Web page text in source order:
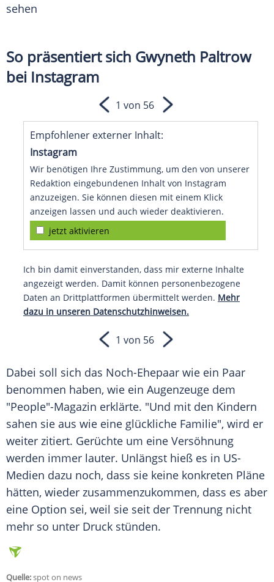
sehen
So präsentiert sich Gwyneth Paltrow
bei Instagram
Empfohlener externer Inhalt:
Instagram
Wir benötigen Ihre Zustimmung, um den von unserer
Redaktion eingebundenen Inhalt von Instagram
anzuzeigen. Sie können diesen mit einem Klick
anzeigen lassen und auch wieder deaktivieren.
jetzt aktivieren
Ich bin damit einverstanden, dass mir externe Inhalte
angezeigt werden. Damit können personenbezogene
Daten an Drittplattformen übermittelt werden. Mehr
dazu in unseren Datenschutzhinweisen.
1 von 56
1 von 56
Dabei soll sich das Noch-Ehepaar wie ein Paar
benommen haben, wie ein Augenzeuge dem
"People"-Magazin erklärte. "Und mit den Kindern
sahen sie aus wie eine glückliche Familie", wird er
weiter zitiert. Gerüchte um eine Versöhnung
werden immer lauter. Unlängst hieß es in US-
Medien dazu noch, dass sie keine konkreten Pläne
hätten, wieder zusammenzukommen, dass es aber
eine Option sei, weil sie seit der Trennung nicht
mehr so unter Druck stünden.
Quelle:spot on news